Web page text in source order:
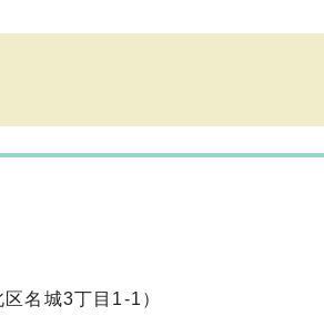
名城3丁目1-1）